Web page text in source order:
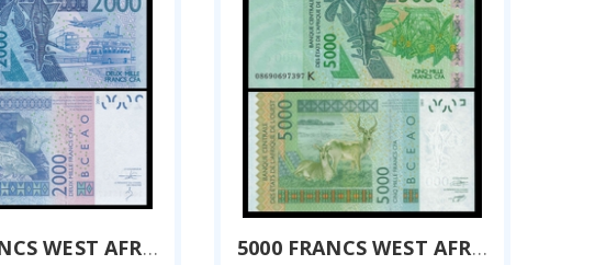
2000 FRANCS WEST AFRICAN STATES 2012 5000 FRANCS WEST AFRICAN STATES 2012